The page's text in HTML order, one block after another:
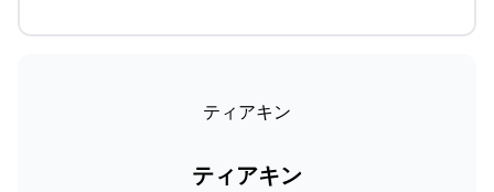
ティアキン
ティアキン